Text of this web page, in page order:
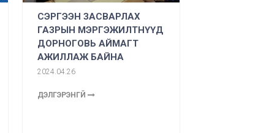
СЭРГЭЭН ЗАСВАРЛАХ
ГАЗРЫН МЭРГЭЖИЛТНҮҮД
ДОРНОГОВЬ АЙМАГТ
АЖИЛЛАЖ БАЙНА
2024.04.26
ДЭЛГЭРЭНГҮЙ